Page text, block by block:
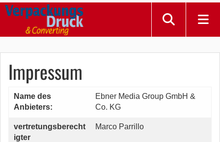
Impressum
Name des
Anbieters:
Ebner Media Group GmbH &
Co. KG
vertretungsberecht
igter
Marco Parrillo